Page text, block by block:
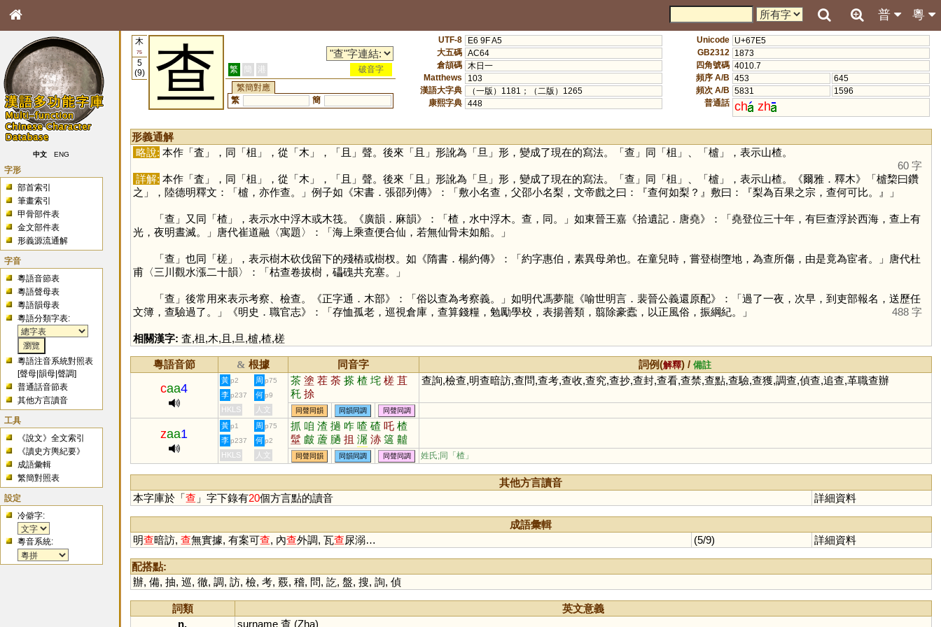
粵
普
中文 ENG
字形
部首索引
筆畫索引
甲骨部件表
金文部件表
形義源流通解
字音
粵語音節表
粵語聲母表
粵語韻母表
粵語分類字表:
粵語注音系統對照表
[聲母 |韻母 |聲調]
普通話音節表
其他方言讀音
工具
《說文》全文索引
《讀史方輿紀要》
成語彙輯
繁簡對照表
設定
冷僻字:
粵音系統:
木
75
5
(9)
查 繁 簡 港
破音字
繁簡對應
繁
簡
UTF-8
E6 9F A5
大五碼 AC64
倉頡碼
木日一
Matthews
103
漢語大字典
（一版）1181；（二版）1265
康熙字典 448
Unicode U+67E5
GB2312
1873
四角號碼 4010.7
頻序 A/B 453
645
頻次 A/B 5831
1596
普通話 ch zh
形義通解
略說: 本作「査 」，同「柤 」，從「木」，「 且 」聲。後來「 且 」形訛為「 旦 」形，變成了現在的寫法。「查 」同「柤 」、「樝 」，表示山楂。
60 字
詳解: 本作「査 」，同「柤 」，從「木」，「 且 」聲。後來「 且 」形訛為「 旦 」形，變成了現在的寫法。「查 」同「柤 」、「樝 」，表示山楂。《爾雅．釋木》「樝棃曰鑽
之」，陸德明釋文：「樝，亦作查。」例子如《宋書．張邵列傳》：「敷小名查，父邵小名梨，文帝戲之曰：『查何如梨？』敷曰：『梨為百果之宗，查何可比。』」
「查 」又同「楂」，表示水中浮木或木筏。《廣韻．麻韻》：「楂，水中浮木。查，同。」如東晉王嘉《拾遺記．唐堯》：「堯登位三十年，有巨查浮於西海，查上有
光，夜明晝滅。」唐代崔道融〈寓題〉：「海上乘查便合仙，若無仙骨未如船。」
「查 」也同「槎」，表示樹木砍伐留下的殘樁或樹杈。如《隋書．楊約傳》：「約字惠伯，素異母弟也。在童兒時，嘗登樹墮地，為查所傷，由是竟為宦者。」唐代杜
甫〈三川觀水漲二十韻〉：「枯查卷拔樹，礧磈共充塞。」
「查 」後常用來表示考察、檢查。《正字通．木部》：「俗以查為考察義。」如明代馮夢龍《喻世明言．裴晉公義還原配》：「過了一夜，次早，到吏部報名，送歷任
文簿，查驗過了。」《明史．職官志》：「存恤孤老，巡視倉庫，查算錢糧，勉勵學校，表揚善類，翦除豪蠹，以正風俗，振綱紀。」
488 字
相關漢字: 査,柤,木, 且 , 旦 ,樝,楂,槎
粵語音節 & 根據 同音字 詞例(解釋) /備註
caa4
黃 p2 周 p75 茶 塗 茬 荼 搽 楂 垞 槎 苴
秅 捈
查詢,檢查,明查暗訪,查問,查考,查收,查究,查抄,查封,查看,查禁,查點,查驗,查獲,調查,偵查,追查,革職查辦
李 p237 何 p9
HKLS 人文 同聲同韻 同韻同調 同聲同調
zaa1
黃 p1 周 p75 抓 咱 渣 撾 咋 喳 碴 吒 楂
髽 皻 蔖 膼 抯 潳 浾 簻 齇
檛 觰 樝 喒 挓 奓 偺 砟 柤
李 p237 何 p2
HKLS 人文 同聲同韻 同韻同調 同聲同調 姓氏;同「楂 」
其他方言讀音
本字庫於「查 」字下錄有20個方言點的讀音 詳細資料
成語彙輯
明查暗訪, 查無實據, 有案可查, 內查外調, 瓦查尿溺… (5/9) 詳細資料
配搭點:
辦, 備, 抽, 巡, 徹, 調, 訪, 檢, 考, 覈, 稽, 問, 訖, 盤, 搜, 詢, 偵
詞類
英文意義
n.
surname查 (Zha)